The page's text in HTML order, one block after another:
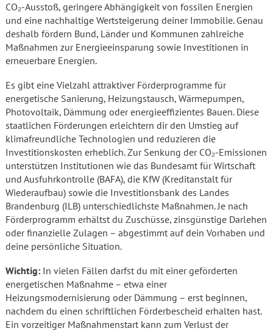
CO₂-Ausstoß, geringere Abhängigkeit von fossilen Energien
und eine nachhaltige Wertsteigerung deiner Immobilie. Genau
deshalb fördern Bund, Länder und Kommunen zahlreiche
Maßnahmen zur Energieeinsparung sowie Investitionen in
erneuerbare Energien.
Es gibt eine Vielzahl attraktiver Förderprogramme für
energetische Sanierung, Heizungstausch, Wärmepumpen,
Photovoltaik, Dämmung oder energieeffizientes Bauen. Diese
staatlichen Förderungen erleichtern dir den Umstieg auf
klimafreundliche Technologien und reduzieren die
Investitionskosten erheblich. Zur Senkung der CO₂-Emissionen
unterstützen Institutionen wie das Bundesamt für Wirtschaft
und Ausfuhrkontrolle (BAFA), die KfW (Kreditanstalt für
Wiederaufbau) sowie die Investitionsbank des Landes
Brandenburg (ILB) unterschiedlichste Maßnahmen. Je nach
Förderprogramm erhältst du Zuschüsse, zinsgünstige Darlehen
oder finanzielle Zulagen – abgestimmt auf dein Vorhaben und
deine persönliche Situation.
Wichtig: In vielen Fällen darfst du mit einer geförderten
energetischen Maßnahme – etwa einer
Heizungsmodernisierung oder Dämmung – erst beginnen,
nachdem du einen schriftlichen Förderbescheid erhalten hast.
Ein vorzeitiger Maßnahmenstart kann zum Verlust der